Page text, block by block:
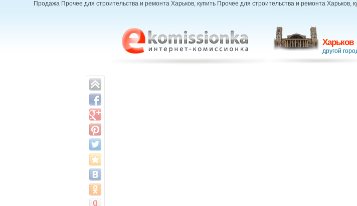
Продажа Прочее для строительства и ремонта Харьков, купить Прочее для строительства и ремонта
Харьков
другой